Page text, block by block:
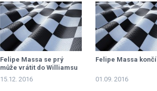
Felipe Massa se prý
může vrátit do Williamsu
15.12. 2016
Felipe Massa končí
01.09. 2016